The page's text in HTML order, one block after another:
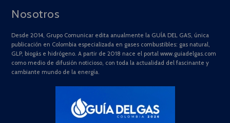
Nosotros
Desde 2014, Grupo Comunicar edita anualmente la GUÍA DEL GAS, única
publicación en Colombia especializada en gases combustibles: gas natural,
GLP, biogás e hidrógeno. A partir de 2018 nace el portal www.guiadelgas.com
como medio de difusión noticioso, con toda la actualidad del fascinante y
cambiante mundo de la energía.